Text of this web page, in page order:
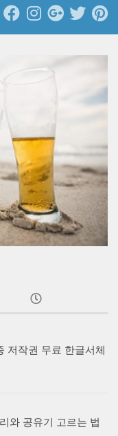
저작권 무료 한글서체
와 공유기 고르는 법